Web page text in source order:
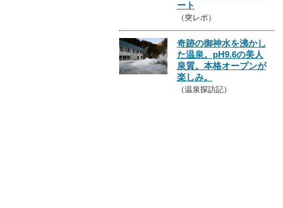
ート
（突レポ）
奇跡の御神水を沸かし
た温泉。pH9.6の美人
泉質。本格オープンが
楽しみ。
（温泉探訪記）